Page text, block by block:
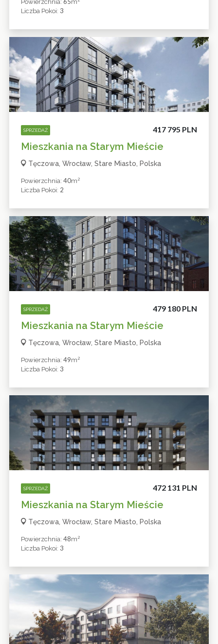
Powierzchnia: M
Liczba Pokoi: 3
SPRZEDAŻ 417 795 PLN
Mieszkania na Starym Mieście
Tęczowa, Wrocław, Stare Miasto, Polska
Powierzchnia: 40M2
Liczba Pokoi: 2
SPRZEDAŻ 479 180 PLN
Mieszkania na Starym Mieście
Tęczowa, Wrocław, Stare Miasto, Polska
Powierzchnia: 49M2
Liczba Pokoi: 3
SPRZEDAŻ 472 131 PLN
Mieszkania na Starym Mieście
Tęczowa, Wrocław, Stare Miasto, Polska
Powierzchnia: 48M2
Liczba Pokoi: 3